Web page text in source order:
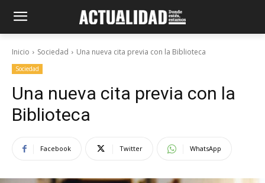
Inicio Sociedad Una nueva cita previa con la Biblioteca
Sociedad
Una nueva cita previa con la
Biblioteca
Facebook Twitter WhatsApp